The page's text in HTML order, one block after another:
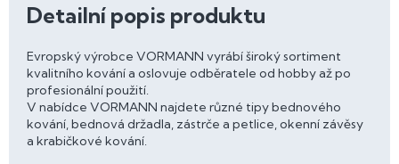
Detailní popis produktu
Evropský výrobce VORMANN vyrábí široký sortiment
kvalitního kování a oslovuje odběratele od hobby až po
profesionální použití.
V nabídce VORMANN najdete různé tipy bednového
kování, bednová držadla, zástrče a petlice, okenní závěsy
a krabičkové kování.